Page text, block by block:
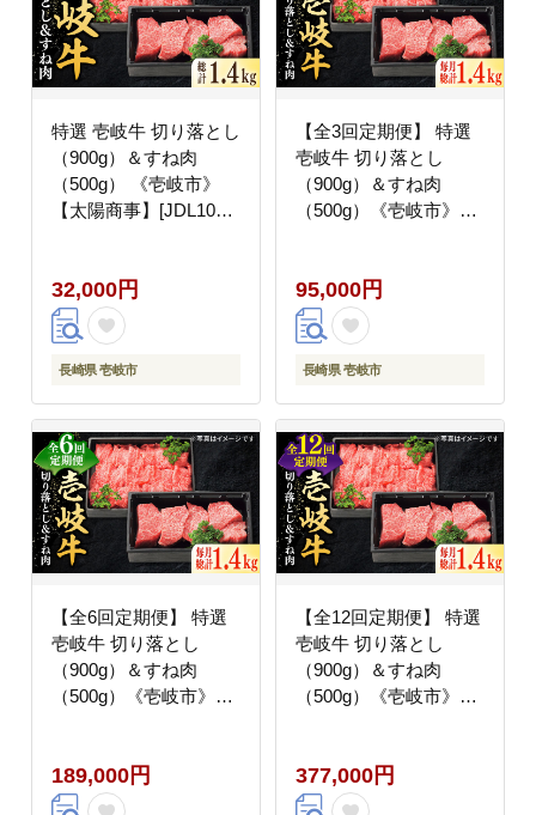
特選 壱岐牛 切り落とし
（900g）＆すね肉
（500g） 《壱岐市》
【太陽商事】[JDL102]
カレー 32000 32000円
32,000円
長崎県 壱岐市
【全3回定期便】 特選
壱岐牛 切り落とし
（900g）＆すね肉
（500g）《壱岐市》
切り すき焼き しゃぶし
ゃぶ カレー シチュー
煮込み 定期便 10000
10000円 10万円
95,000円
長崎県 壱岐市
【全6回定期便】 特選
壱岐牛 切り落とし
（900g）＆すね肉
（500g）《壱岐市》
すき焼き しゃぶしゃぶ
カレー シチュー 煮込み
189,000円
【全12回定期便】 特選
壱岐牛 切り落とし
（900g）＆すね肉
（500g）《壱岐市》
き しゃぶしゃぶ カレー
シチュー 煮込み 定期便
377,000円